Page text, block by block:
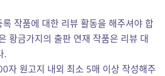
작품에 대한 리뷰 활동을 해주셔야 합
황금가지의 출판 연재 작품은 리뷰 대
.
자 원고지 내외 최소 5매 이상 작성해주